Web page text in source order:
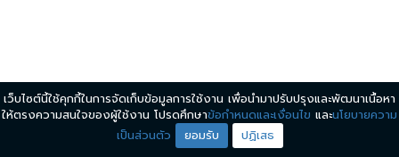
เว็บไซต์นี้ใช้คุกกี้ในการจัดเก็บข้อมูลการใช้งาน เพื่อนำมาปรับปรุงและพัฒนาเนื้อหา
ให้ตรงความสนใจของผู้ใช้งาน โปรดศึกษาข้อกำหนดและเงื่อนไข และนโยบายความ
เป็นส่วนตัว
ยอมรับ ปฏิเสธ